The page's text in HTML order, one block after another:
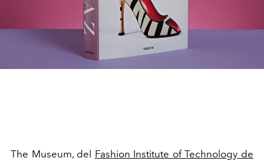
The Museum, del Fashion Institute of Technology de